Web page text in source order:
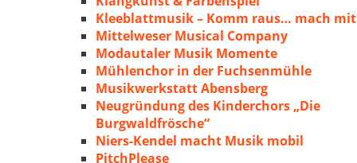
Kleeblattmusik – Komm raus… mach mit
Mittelweser Musical Company
Modautaler Musik Momente
Mühlenchor in der Fuchsenmühle
Musikwerkstatt Abensberg
Neugründung des Kinderchors „Die
Burgwaldfrösche“
Niers-Kendel macht Musik mobil
PitchPlease